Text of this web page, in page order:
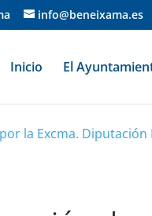
info@beneixama.es
Inicio El
la Excma.